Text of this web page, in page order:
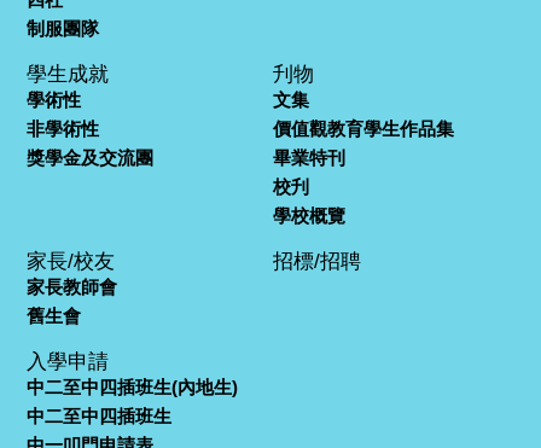
制服團隊
學生成就
學術性
非學術性
獎學金及交流團
刋物
文集
價值觀教育學生作品集
畢業特刊
校刋
學校概覽
家長/校友
家長教師會
舊生會
招標/招聘
入學申請
中二至中四插班生(內地生)
中二至中四插班生